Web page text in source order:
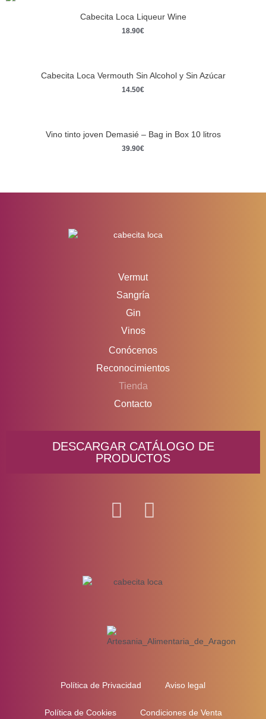
Cabecita Loca Liqueur Wine
18.90€
Cabecita Loca Vermouth Sin Alcohol y Sin Azúcar
14.50€
Vino tinto joven Demasié – Bag in Box 10 litros
39.90€
Vermut
Sangría
Gin
Vinos
Conócenos
Reconocimientos
Tienda
Contacto
DESCARGAR CATÁLOGO DE
PRODUCTOS
Política de Privacidad Aviso legal
Política de Cookies Condiciones de Venta